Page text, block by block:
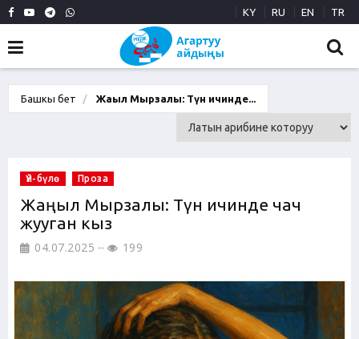
KY RU EN TR
Башкы бет Жаңыл Мырзалы: Түн ичинде...
Үй-бүлө Проза
Жаңыл Мырзалы: Түн ичинде чач
жууган кыз
04.07.2025 199